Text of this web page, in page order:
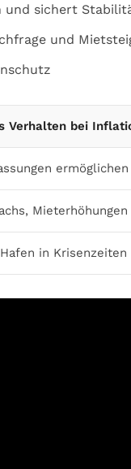
und sichert
und
Verhalten bei
Mieterhöhungen
in Krisenzeiten